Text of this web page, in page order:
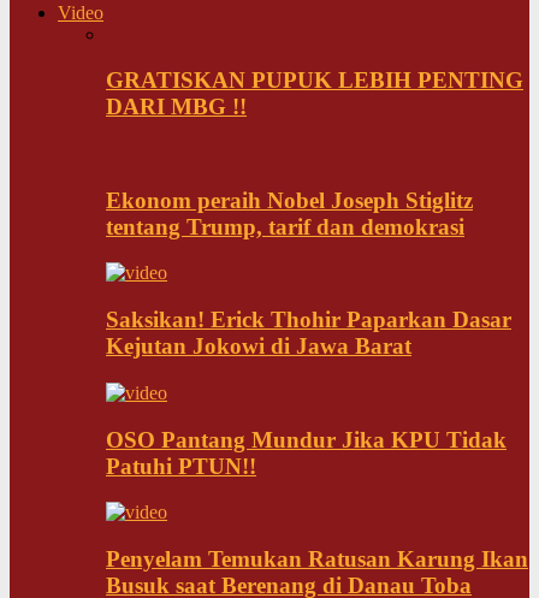
Video
GRATISKAN PUPUK LEBIH PENTING
DARI MBG !!
Ekonom peraih Nobel Joseph Stiglitz
tentang Trump, tarif dan demokrasi
Saksikan! Erick Thohir Paparkan Dasar
Kejutan Jokowi di Jawa Barat
OSO Pantang Mundur Jika KPU Tidak
Patuhi PTUN!!
Penyelam Temukan Ratusan Karung Ikan
Busuk saat Berenang di Danau Toba